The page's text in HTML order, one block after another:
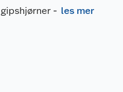
- les mer